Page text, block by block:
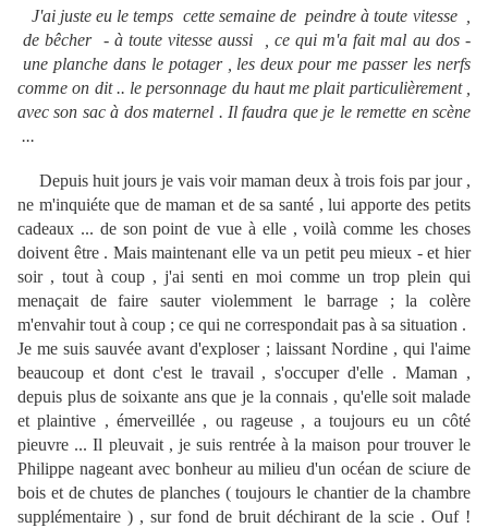
J'ai juste eu le temps cette semaine de peindre à toute vitesse ,
de bêcher - à toute vitesse aussi , ce qui m'a fait mal au dos -
une planche dans le potager , les deux pour me passer les nerfs
comme on dit .. le personnage du haut me plait particulièrement ,
avec son sac à dos maternel . Il faudra que je le remette en scène
...
Depuis huit jours je vais voir maman deux à trois fois par jour ,
ne m'inquiéte que de maman et de sa santé , lui apporte des petits
cadeaux ... de son point de vue à elle , voilà comme les choses
doivent être . Mais maintenant elle va un petit peu mieux - et hier
soir , tout à coup , j'ai senti en moi comme un trop plein qui
menaçait de faire sauter violemment le barrage ; la colère
m'envahir tout à coup ; ce qui ne correspondait pas à sa situation .
Je me suis sauvée avant d'exploser ; laissant Nordine , qui l'aime
beaucoup et dont c'est le travail , s'occuper d'elle . Maman ,
depuis plus de soixante ans que je la connais , qu'elle soit malade
et plaintive , émerveillée , ou rageuse , a toujours eu un côté
pieuvre ... Il pleuvait , je suis rentrée à la maison pour trouver le
Philippe nageant avec bonheur au milieu d'un océan de sciure de
bois et de chutes de planches ( toujours le chantier de la chambre
supplémentaire ) , sur fond de bruit déchirant de la scie . Ouf !